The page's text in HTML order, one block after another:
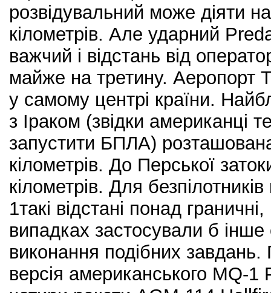
розвідувальний може діяти
кілометрів. Але ударний
важчий і відстань від
майже на третину. Аеропорт
у самому центрі країни.
з Іраком (звідки американці
запустити БПЛА)
кілометрів. До Перської
кілометрів. Для
1такі відстані понад
випадках застосували б
виконання подібних
версія американського MQ-